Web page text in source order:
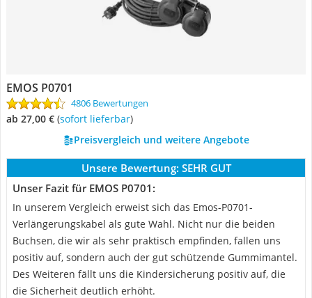
EMOS P0701
4806 Bewertungen
ab 27,00 € ( Sofort lieferbar)
Preisvergleich und weitere Angebote
Unsere Bewertung: SEHR GUT
Unser Fazit für EMOS P0701:
In unserem Vergleich erweist sich das Emos-P0701-
Verlängerungskabel als gute Wahl. Nicht nur die beiden
Buchsen, die wir als sehr praktisch empfinden, fallen uns
positiv auf, sondern auch der gut schützende Gummimantel.
Des Weiteren fällt uns die Kindersicherung positiv auf, die
die Sicherheit deutlich erhöht.